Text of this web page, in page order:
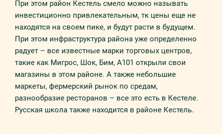
При этом район Кестель смело можно называть
инвестиционно привлекательным, тк цены еще не
находятся на своем пике, и будут расти в будущем.
При этом инфраструктура района уже определенно
радует – все известные марки торговых центров,
такие как Мигрос, Шок, Бим, А101 открыли свои
магазины в этом районе. А также небольшие
маркеты, фермерский рынок по средам,
разнообразие ресторанов – все это есть в Кестеле.
Русская школа также находится в районе Кестель.